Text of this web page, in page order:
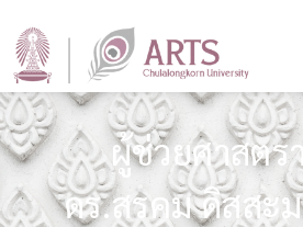
ผู้ช่วยศาสตร
ดร.สรคม ดิสสะ